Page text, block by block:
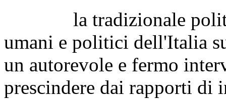
la tradizionale
umani e politici dell'Italia
un autorevole e fermo
prescindere dai rapporti di